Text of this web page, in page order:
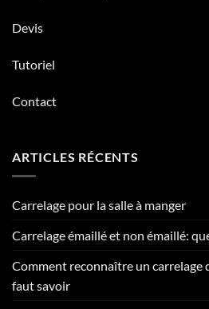
Devis
Tutoriel
Contact
ARTICLES RÉCENTS
Carrelage pour la salle à manger
Carrelage émaillé et non émaillé:
Comment reconnaître un carrelage
faut savoir